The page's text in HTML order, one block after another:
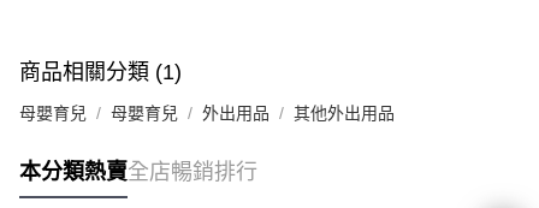
每筆HK$50.00，滿HK$200.00或以上免運費
UNY 門市自取
商品相關分類 (1)
母嬰育兒 母嬰育兒 外出用品 其他外出用品
本分類熱賣全店暢銷排行